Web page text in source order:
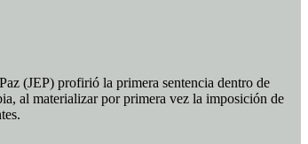
(JEP) profirió la primera sentencia dentro de
al materializar por primera vez la imposición de